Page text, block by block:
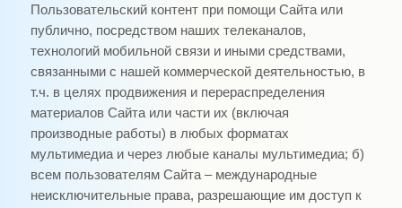
Пользовательский контент при помощи Сайта или
публично, посредством наших телеканалов,
технологий мобильной связи и иными средствами,
связанными с нашей коммерческой деятельностью, в
т.ч. в целях продвижения и перераспределения
материалов Сайта или части их (включая
производные работы) в любых форматах
мультимедиа и через любые каналы мультимедиа; б)
всем пользователям Cайта – международные
неисключительные права, разрешающие им доступ к